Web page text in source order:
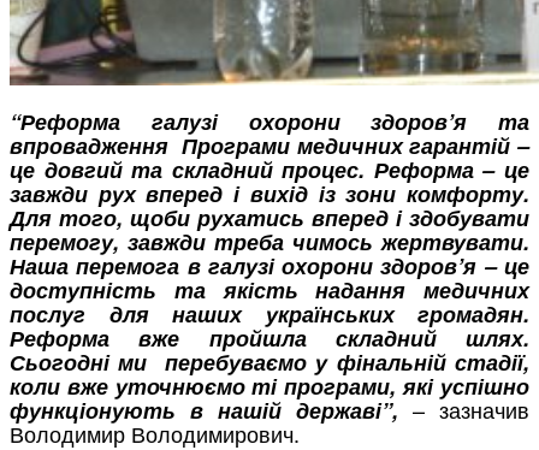
“Реформа галузі охорони здоров’я та
впровадження Програми медичних гарантій –
це довгий та складний процес. Реформа – це
завжди рух вперед і вихід із зони комфорту.
Для того, щоби рухатись вперед і здобувати
перемогу, завжди треба чимось жертвувати.
Наша перемога в галузі охорони здоров’я – це
доступність та якість надання медичних
послуг для наших українських громадян.
Реформа вже пройшла складний шлях.
Сьогодні ми перебуваємо у фінальній стадії,
коли вже уточнюємо ті програми, які успішно
функціонують в нашій державі”, – зазначив
Володимир Володимирович.